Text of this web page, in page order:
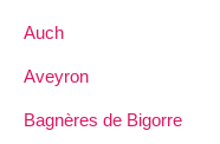
Auch
Aveyron
Bagnères de Bigorre